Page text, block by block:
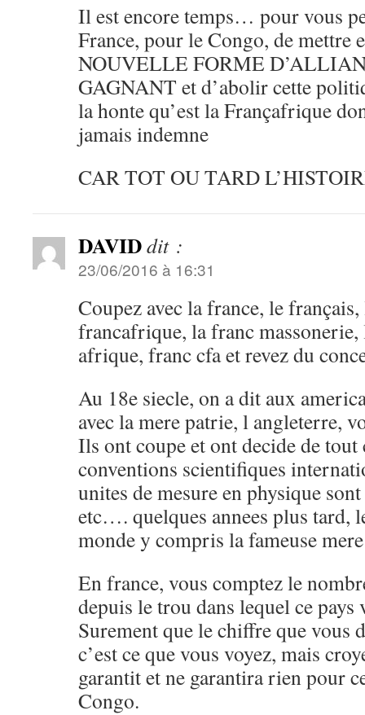
Il est encore temps… pour vous
France, pour le Congo, de mettre
NOUVELLE FORME
GAGNANT et d’abolir cette
la honte qu’est la Françafrique
jamais indemne
CAR TOT OU TARD
DAVIDdit :
23/06/2016 à 16:31
Coupez avec la france, le
francafrique, la franc
afrique, franc cfa et revez du
Au 18e siecle, on a dit aux
avec la mere patrie, l angleterre,
Ils ont coupe et ont decide de tout
conventions scientifiques
unites de mesure en physique
etc…. quelques annees plus tard,
monde y compris la fameuse
En france, vous comptez le
depuis le trou dans lequel ce pays
Surement que le chiffre que vous
c’est ce que vous voyez, mais
garantit et ne garantira rien pour
Congo.